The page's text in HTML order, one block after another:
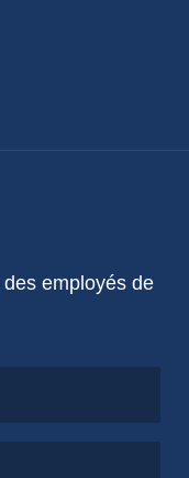
employés de